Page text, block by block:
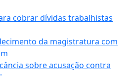
cobrar dívidas trabalhistas
da magistratura com
sobre acusação contra